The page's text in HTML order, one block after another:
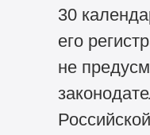
30
его
не